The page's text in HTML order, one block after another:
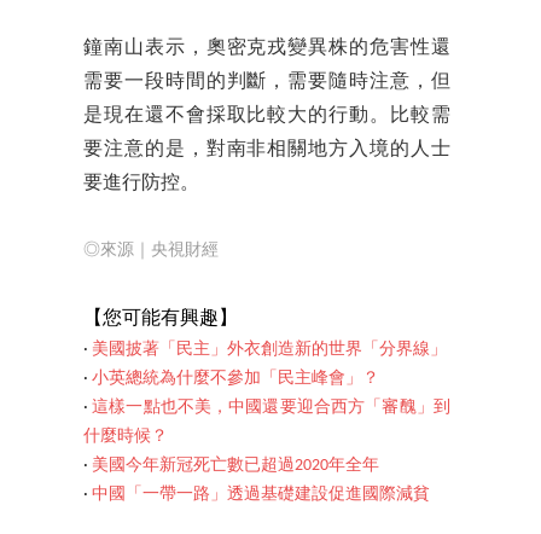
鐘南山表示，奧密克戎變異株的危害性還
需要一段時間的判斷，需要隨時注意，但
是現在還不會採取比較大的行動。比較需
要注意的是，對南非相關地方入境的人士
要進行防控。
◎來源｜央視財經
【您可能有興趣】
‧ 美國披著「民主」外衣創造新的世界「分界線」
‧ 小英總統為什麼不參加「民主峰會」？
‧這樣一點也不美，中國還要迎合西方「審醜」到
什麼時候？
‧ 美國今年新冠死亡數已超過2020年全年
‧ 中國「一帶一路」透過基礎建設促進國際減貧